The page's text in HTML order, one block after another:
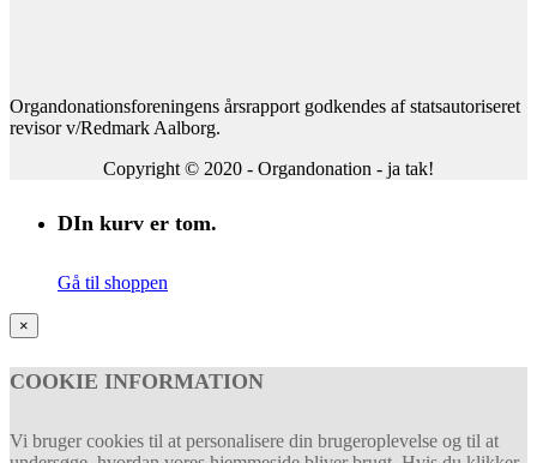
Organdonationsforeningens årsrapport godkendes af statsautoriseret
revisor v/Redmark Aalborg.
Copyright © 2020 - Organdonation - ja tak!
DIn kurv er tom.
Gå til shoppen
×
COOKIE INFORMATION
Vi bruger cookies til at personalisere din brugeroplevelse og til at